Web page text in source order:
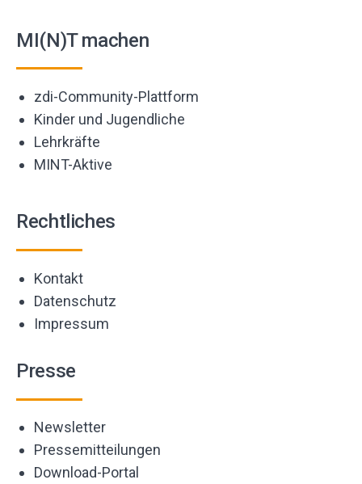
MI(N)T machen
zdi-Community-Plattform
Kinder und Jugendliche
Lehrkräfte
MINT-Aktive
Rechtliches
Kontakt
Datenschutz
Impressum
Presse
Newsletter
Pressemitteilungen
Download-Portal